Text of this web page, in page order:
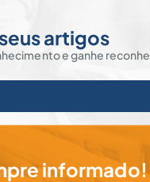
artigos
e ganhe
informado!